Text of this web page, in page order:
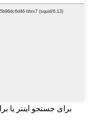
برای جستجو اینتر یا